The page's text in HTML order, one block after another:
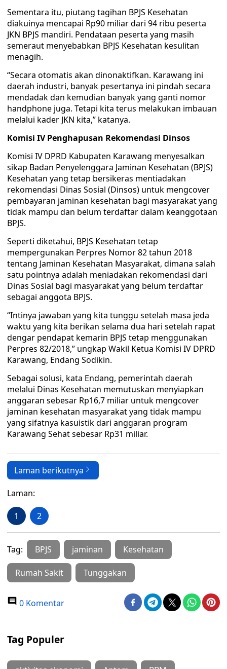
Sementara itu, piutang tagihan BPJS Kesehatan
diakuinya mencapai Rp90 miliar dari 94 ribu peserta
JKN BPJS mandiri. Pendataan peserta yang masih
semeraut menyebabkan BPJS Kesehatan kesulitan
menagih.
“Secara otomatis akan dinonaktifkan. Karawang ini
daerah industri, banyak pesertanya ini pindah secara
mendadak dan kemudian banyak yang ganti nomor
handphone juga. Tetapi kita terus melakukan imbauan
melalui kader JKN kita,” katanya.
Komisi IV Penghapusan Rekomendasi Dinsos
Komisi IV DPRD Kabupaten Karawang menyesalkan
sikap Badan Penyelenggara Jaminan Kesehatan (BPJS)
Kesehatan yang tetap bersikeras mentiadakan
rekomendasi Dinas Sosial (Dinsos) untuk mengcover
pembayaran jaminan kesehatan bagi masyarakat yang
tidak mampu dan belum terdaftar dalam keanggotaan
BPJS.
Seperti diketahui, BPJS Kesehatan tetap
mempergunakan Perpres Nomor 82 tahun 2018
tentang Jaminan Kesehatan Masyarakat, dimana salah
satu pointnya adalah meniadakan rekomendasi dari
Dinas Sosial bagi masyarakat yang belum terdaftar
sebagai anggota BPJS.
“Intinya jawaban yang kita tunggu setelah masa jeda
waktu yang kita berikan selama dua hari setelah rapat
dengar pendapat kemarin BPJS tetap menggunakan
Perpres 82/2018,” ungkap Wakil Ketua Komisi IV DPRD
Karawang, Endang Sodikin.
Sebagai solusi, kata Endang, pemerintah daerah
melalui Dinas Kesehatan memutuskan menyiapkan
anggaran sebesar Rp16,7 miliar untuk mengcover
jaminan kesehatan masyarakat yang tidak mampu
yang sifatnya kasuistik dari anggaran program
Karawang Sehat sebesar Rp31 miliar.
Laman berikutnya
Laman:
1 2
Tag: BPJS jaminan Kesehatan
Rumah Sakit Tunggakan
0 Komentar
Tag Populer